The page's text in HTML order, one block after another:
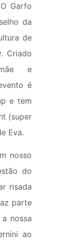
Garfo
da
de
Criado
e
é
e tem
(super
Eva.
nosso
do
risada
parte
nossa
ao